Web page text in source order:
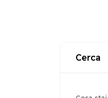
Cerca